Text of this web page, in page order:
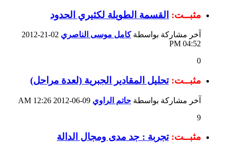
مثبــت: القسمة الطويلة لكثيري الحدود
آخر مشاركة بواسطةكامل موسى الناصري
04:52 PM
0
مثبــت: تحليل المقادير الجبرية (لعدة مراحل)
آخر مشاركة بواسطة حاتم الراوي
12:26 AM
9
مثبــت: تجربة : جد مدى ومجال الدالة